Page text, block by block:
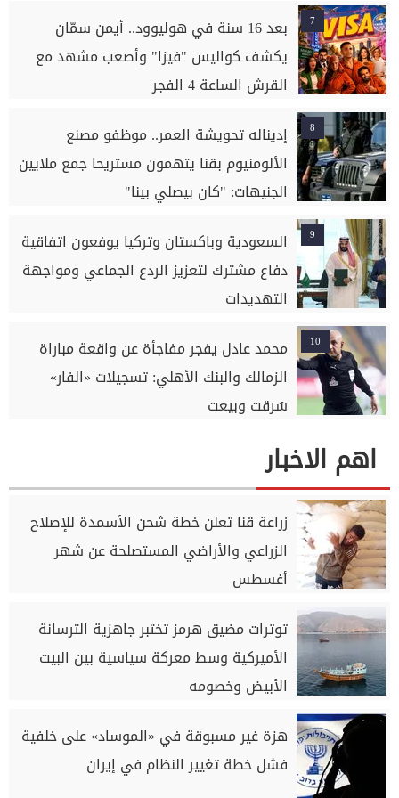
7
بعد 16 سنة في هوليوود.. أيمن سمّان
يكشف كواليس "فيزا" وأصعب مشهد مع
القرش الساعة 4 الفجر
8
إديناله تحويشة العمر.. موظفو مصنع
الألومنيوم بقنا يتهمون مستريحا جمع ملايين
الجنيهات: "كان بيصلي بينا"
9
السعودية وباكستان وتركيا يوفعون اتفاقية
دفاع مشترك لتعزيز الردع الجماعي ومواجهة
التهديدات
10
محمد عادل يفجر مفاجأة عن واقعة مباراة
الزمالك والبنك الأهلي: تسجيلات «الفار»
سُرقت وبيعت
اهم الاخبار
زراعة قنا تعلن خطة شحن الأسمدة للإصلاح
الزراعي والأراضي المستصلحة عن شهر
أغسطس
توترات مضيق هرمز تختبر جاهزية الترسانة
الأميركية وسط معركة سياسية بين البيت
الأبيض وخصومه
هزة غير مسبوقة في «الموساد» على خلفية
فشل خطة تغيير النظام في إيران